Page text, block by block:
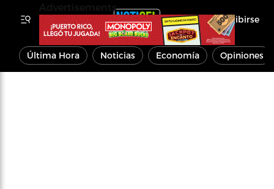
Inscribirse
Última Hora Noticias Economía Opiniones
Advertisements